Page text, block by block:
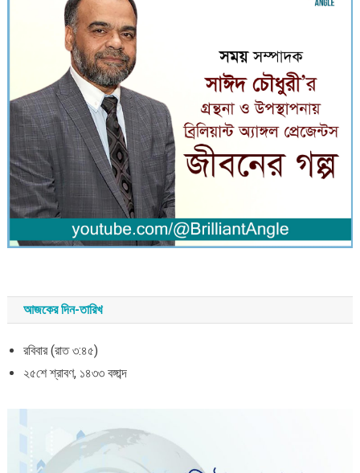
আজকের দিন-তারিখ
রবিবার (রাত ৩:৪৫)
২৫শে শ্রাবণ, ১৪৩৩ বঙ্গাব্দ